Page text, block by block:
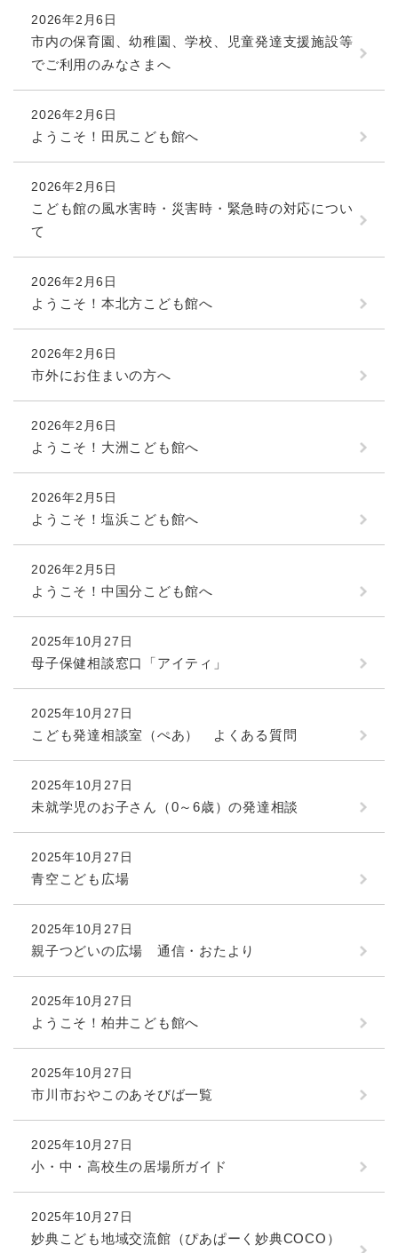
2026年2月6日
市内の保育園、幼稚園、学校、児童発達支援施設等
でご利用のみなさまへ
2026年2月6日
ようこそ！田尻こども館へ
2026年2月6日
こども館の風水害時・災害時・緊急時の対応につい
て
2026年2月6日
ようこそ！本北方こども館へ
2026年2月6日
市外にお住まいの方へ
2026年2月6日
ようこそ！大洲こども館へ
2026年2月5日
ようこそ！塩浜こども館へ
2026年2月5日
ようこそ！中国分こども館へ
2025年10月27日
母子保健相談窓口「アイティ」
2025年10月27日
こども発達相談室（ぺあ） よくある質問
2025年10月27日
未就学児のお子さん（0～6歳）の発達相談
2025年10月27日
青空こども広場
2025年10月27日
親子つどいの広場 通信・おたより
2025年10月27日
ようこそ！柏井こども館へ
2025年10月27日
市川市おやこのあそびば一覧
2025年10月27日
小・中・高校生の居場所ガイド
2025年10月27日
妙典こども地域交流館（ぴあぱーく妙典COCO）